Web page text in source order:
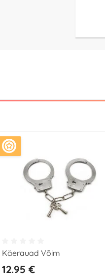
Käerauad Võim
12.95 €